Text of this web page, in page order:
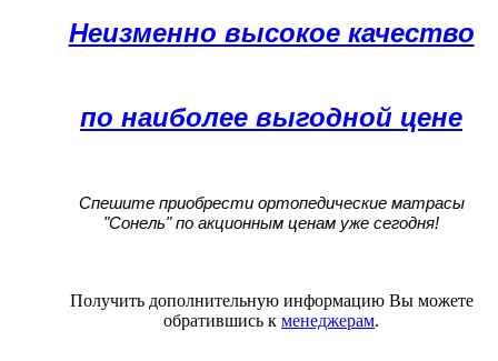
Неизменно высокое качество
по наиболее выгодной цене
Спешите приобрести ортопедические матрасы
"Сонель" по акционным ценам уже сегодня!
Получить дополнительную информацию Вы можете
обратившись к менеджерам.